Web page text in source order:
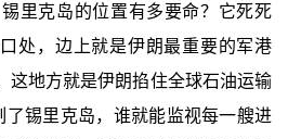
里克岛的位置有多要命？它死死
处，边上就是伊朗最重要的军港
地方就是伊朗掐住全球石油运输
了锡里克岛，谁就能监视每一艘进